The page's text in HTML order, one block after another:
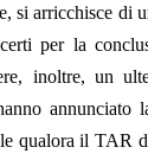
si arricchisce di
per la
inoltre, un
annunciato
qualora il TAR